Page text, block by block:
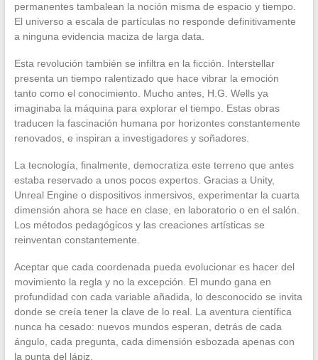
permanentes tambalean la noción misma de espacio y tiempo.
El universo a escala de partículas no responde definitivamente
a ninguna evidencia maciza de larga data.
Esta revolución también se infiltra en la ficción. Interstellar
presenta un tiempo ralentizado que hace vibrar la emoción
tanto como el conocimiento. Mucho antes, H.G. Wells ya
imaginaba la máquina para explorar el tiempo. Estas obras
traducen la fascinación humana por horizontes constantemente
renovados, e inspiran a investigadores y soñadores.
La tecnología, finalmente, democratiza este terreno que antes
estaba reservado a unos pocos expertos. Gracias a Unity,
Unreal Engine o dispositivos inmersivos, experimentar la cuarta
dimensión ahora se hace en clase, en laboratorio o en el salón.
Los métodos pedagógicos y las creaciones artísticas se
reinventan constantemente.
Aceptar que cada coordenada pueda evolucionar es hacer del
movimiento la regla y no la excepción. El mundo gana en
profundidad con cada variable añadida, lo desconocido se invita
donde se creía tener la clave de lo real. La aventura científica
nunca ha cesado: nuevos mundos esperan, detrás de cada
ángulo, cada pregunta, cada dimensión esbozada apenas con
la punta del lápiz.